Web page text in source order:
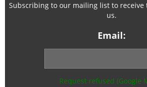
Subscribing to our mailing list to receive
us.
Email:
Request refused (Google